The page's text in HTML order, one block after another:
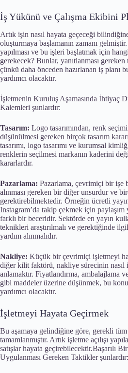
İş Yükünü ve Çalışma Ekibini
Artık işin nasıl hayata geçeceği
oluşturmaya başlamanın zamanı
yapılması ve bu işleri başlatmak için
gerekecek? Bunlar, yanıtlanması gereken
çünkü daha önceden hazırlanan iş planı
yardımcı olacaktır.
İşletmenin Kuruluş Aşamasında İhtiyaç
Kalemleri şunlardır:
Tasarım: Logo tasarımından, renk
düşünülmesi gereken birçok tasarım
tasarımı, logo tasarımı ve kurumsal
renklerin seçilmesi markanın kaderini
kararlardır.
Pazarlama: Pazarlama, çevrimiçi bir işe
alınması gereken bir diğer unsurdur ve
gerektirebilmektedir. Örneğin ücretli
Instagram’da takip çekmek için
farklı bir beceridir. Sektörde en yayın
teknikleri araştırılmalı ve gerektiğinde
yardım alınmalıdır.
Nakliye: Küçük bir çevrimiçi işletmeyi
diğer kilit faktörü, nakliye sürecinin nasıl
anlamaktır. Fiyatlandırma, ambalajlama
gibi maddeler üzerine düşünmek, bu
yardımcı olacaktır.
İşletmeyi Hayata Geçirmek
Bu aşamaya gelindiğine göre, gerekli tüm
tamamlanmıştır. Artık işletme açılışı
satışlar hayata geçirebilecektir.Başarılı
Uygulanması Gereken Taktikler şunlardır: